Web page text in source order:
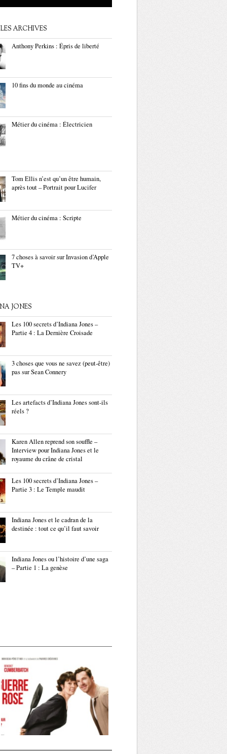
ARCHIVES
Anthony Perkins : Épris de liberté
10 fins du monde au cinéma
Métier du cinéma : Électricien
Tom Ellis n’est qu’un être humain,
après tout – Portrait pour Lucifer
Métier du cinéma : Scripte
7 choses à savoir sur Invasion d’Apple
TV+
JONES
Les 100 secrets d’Indiana Jones –
Partie 4 : La Dernière Croisade
3 choses que vous ne savez (peut-être)
pas sur Sean Connery
Les artefacts d’Indiana Jones sont-ils
réels ?
Karen Allen reprend son souffle –
Interview pour Indiana Jones et le
royaume du crâne de cristal
Les 100 secrets d’Indiana Jones –
Partie 3 : Le Temple maudit
Indiana Jones et le cadran de la
destinée : tout ce qu’il faut savoir
Indiana Jones ou l’histoire d’une saga
– Partie 1 : La genèse